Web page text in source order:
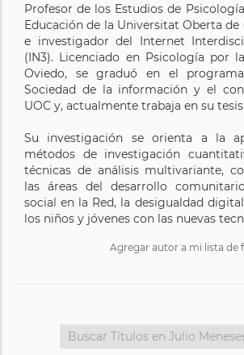
Profesor de los Estudios de
Educación de la Universitat Oberta de
e investigador del Internet
(IN3). Licenciado en Psicología por
Oviedo, se graduó en el
Sociedad de la información y el
UOC y, actualmente trabaja en su
Su investigación se orienta a la
métodos de investigación
técnicas de análisis multivariante,
las áreas del desarrollo
social en la Red, la desigualdad
los niños y jóvenes con las nuevas
Agregar autor a mi lista de